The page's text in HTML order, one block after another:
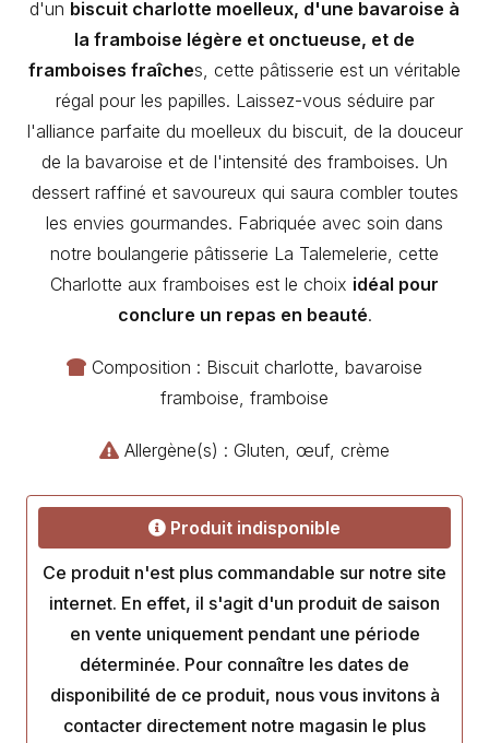
d'un biscuit charlotte moelleux, d'une bavaroise à
la framboise légère et onctueuse, et de
framboises fraîches, cette pâtisserie est un véritable
régal pour les papilles. Laissez-vous séduire par
l'alliance parfaite du moelleux du biscuit, de la douceur
de la bavaroise et de l'intensité des framboises. Un
dessert raffiné et savoureux qui saura combler toutes
les envies gourmandes. Fabriquée avec soin dans
notre boulangerie pâtisserie La Talemelerie, cette
Charlotte aux framboises est le choix idéal pour
conclure un repas en beauté.
Composition : Biscuit charlotte, bavaroise
framboise, framboise
Allergène(s) : Gluten, œuf, crème
Produit indisponible
Ce produit n'est plus commandable sur notre site
internet. En effet, il s'agit d'un produit de saison
en vente uniquement pendant une période
déterminée. Pour connaître les dates de
disponibilité de ce produit, nous vous invitons à
contacter directement notre magasin le plus